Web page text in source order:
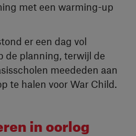
met een warming-up
er een dag vol
de planning, terwijl de
meededen aan
te halen voor War Child.
in oorlog